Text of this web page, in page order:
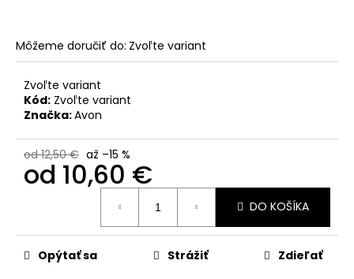
Môžeme doručiť do: Zvoľte variant
Zvoľte variant
Kód: Zvoľte variant
Značka:Avon
od 12,50 € až –15 %
od 10,60 €
DO KOŠÍKA
Opýtať sa Strážiť Zdieľať
m
e
NENESS
SWEET
200ML
+
33ML
13,50